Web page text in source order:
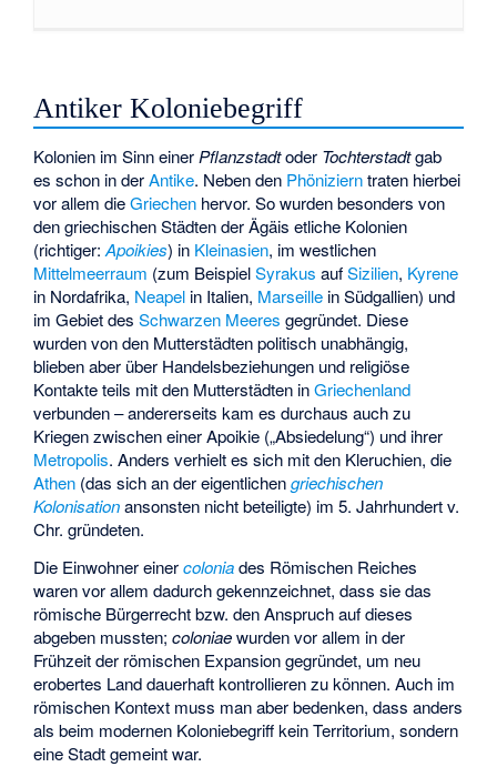
Antiker Koloniebegriff
Kolonien im Sinn einer Pflanzstadtoder Tochterstadtgab
es schon in derAntike. Neben den Phönizierntraten hierbei
vor allem dieGriechen hervor. So wurden besonders von
den griechischen Städten der Ägäis etliche Kolonien
(richtiger:Apoikies) in Kleinasien, im westlichen
Mittelmeerraum (zum BeispielSyrakus aufSizilien, Kyrene
in Nordafrika, Neapel in Italien, Marseille in Südgallien) und
im Gebiet desSchwarzen Meeres gegründet. Diese
wurden von den Mutterstädten politisch unabhängig,
blieben aber über Handelsbeziehungen und religiöse
Kontakte teils mit den Mutterstädten inGriechenland
verbunden – andererseits kam es durchaus auch zu
Kriegen zwischen einer Apoikie („Absiedelung“) und ihrer
Metropolis. Anders verhielt es sich mit den Kleruchien, die
Athen (das sich an der eigentlichengriechischen
Kolonisationansonsten nicht beteiligte) im 5. Jahrhundert v.
Chr. gründeten.
Die Einwohner einercoloniades Römischen Reiches
waren vor allem dadurch gekennzeichnet, dass sie das
römische Bürgerrecht bzw. den Anspruch auf dieses
abgeben mussten;coloniaewurden vor allem in der
Frühzeit der römischen Expansion gegründet, um neu
erobertes Land dauerhaft kontrollieren zu können. Auch im
römischen Kontext muss man aber bedenken, dass anders
als beim modernen Koloniebegriff kein Territorium, sondern
eine Stadt gemeint war.